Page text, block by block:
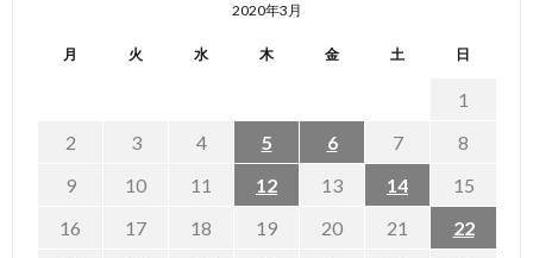
2020年3月
月 火 水 木 金 土 日
1
2
3 4 5 6 7
8
9
10 11 12 13 14
15
16
17 18 19 20 21
22